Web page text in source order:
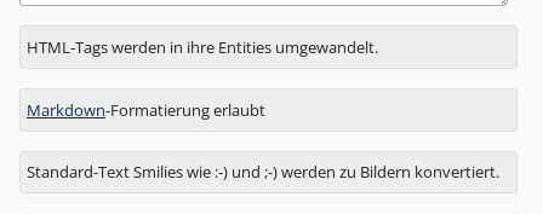
Antwort
zu
HTML-Tags werden in ihre Entities umgewandelt.
Markdown-Formatierung erlaubt
Standard-Text Smilies wie :-) und ;-) werden zu Bildern konvertiert.